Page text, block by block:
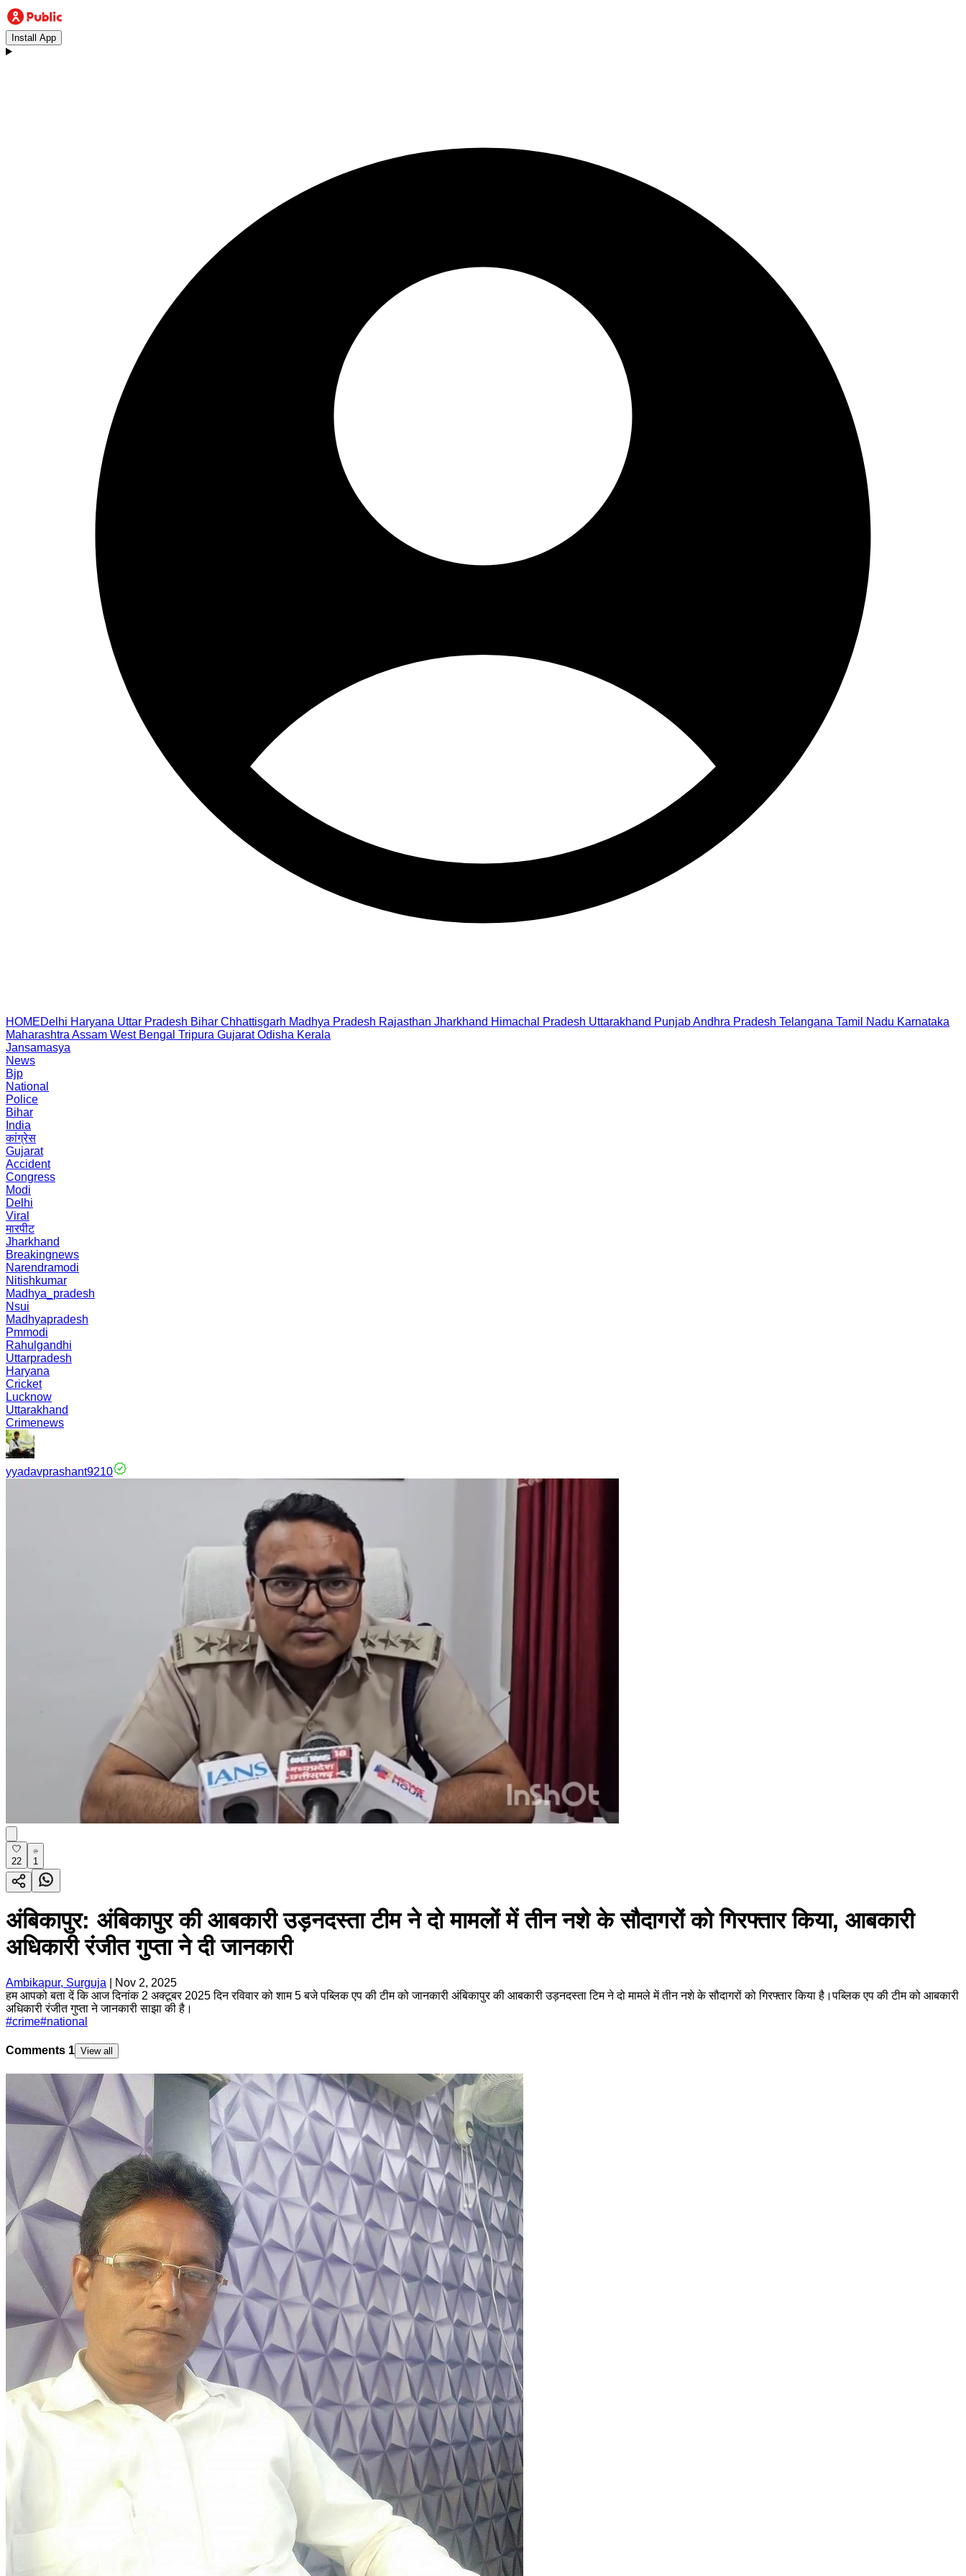
Install App
HOMEDelhi Haryana Uttar Pradesh Bihar Chhattisgarh Madhya Pradesh Rajasthan Jharkhand Himachal Pradesh Uttarakhand PunjabAndhra Pradesh Telangana Tamil Nadu Karnataka
Maharashtra Assam West Bengal Tripura Gujarat Odisha Kerala
Jansamasya
News
Bjp
National
Police
Bihar
India
कांग्रेस
Gujarat
Accident
Congress
Modi
Delhi
Viral
मारपीट
Jharkhand
Breakingnews
Narendramodi
Nitishkumar
Madhya_pradesh
Nsui
Madhyapradesh
Pmmodi
Rahulgandhi
Uttarpradesh
Haryana
Cricket
Lucknow
Uttarakhand
Crimenews
yyadavprashant9210
22 1
अंबिकापुर: अंबिकापुर की आबकारी उड़नदस्ता टीम ने दो मामलों में तीन नशे के सौदागरों को गिरफ्तार किया, आबकारी
अधिकारी रंजीत गुप्ता ने दी जानकारी
Ambikapur, Surguja
Nov 2, 2025
हम आपको बता दें कि आज दिनांक 2 अक्टूबर 2025 दिन रविवार को शाम 5 बजे पब्लिक एप की टीम को जानकारी अंबिकापुर की आबकारी उड़नदस्ता टिम ने दो मामले में तीन नशे के सौदागरों को गिरफ्तार किया है।पब्लिक एप की टीम को आबकारी
अधिकारी रंजीत गुप्ता ने जानकारी साझा की है।
#crime#national
Comments 1 View all